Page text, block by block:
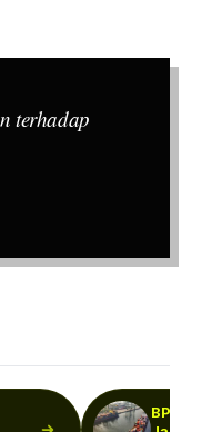
terhadap
BPS: